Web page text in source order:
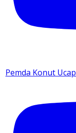
Pemda Konut